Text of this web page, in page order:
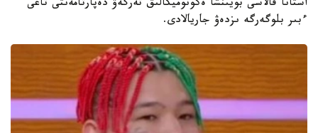
استانا قالاسى بويىنشا ەكونوميكالىق تەرگەۋ دەپارتامەنتى تاعى
ءبىر بلوگەرگە ىزدەۋ جاريالادى.